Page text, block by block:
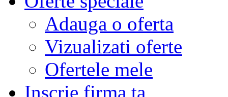
Adauga o oferta
Vizualizati oferte
Ofertele mele
Inscrie firma ta